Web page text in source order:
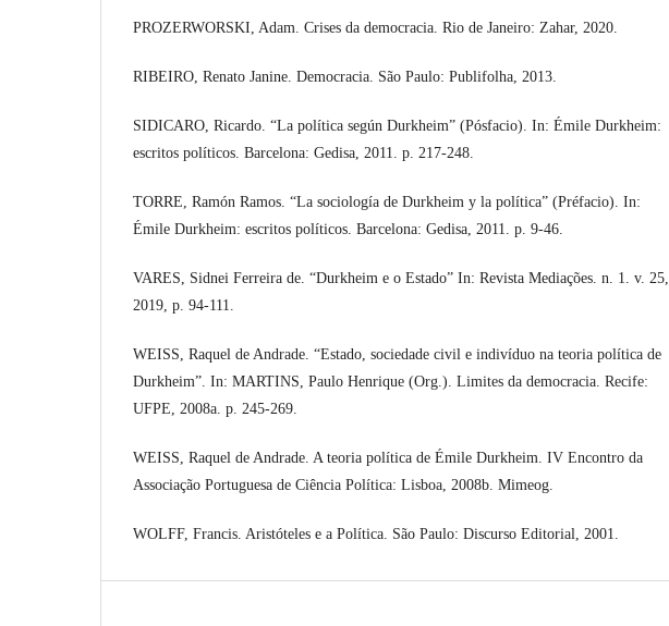
PROZERWORSKI, Adam. Crises da democracia. Rio de Janeiro: Zahar, 2020.
RIBEIRO, Renato Janine. Democracia. São Paulo: Publifolha, 2013.
SIDICARO, Ricardo. “La política según Durkheim” (Pósfacio). In: Émile Durkheim:
escritos políticos. Barcelona: Gedisa, 2011. p. 217-248.
TORRE, Ramón Ramos. “La sociología de Durkheim y la política” (Préfacio). In:
Émile Durkheim: escritos políticos. Barcelona: Gedisa, 2011. p. 9-46.
VARES, Sidnei Ferreira de. “Durkheim e o Estado” In: Revista Mediações. n. 1. v. 25,
2019, p. 94-111.
WEISS, Raquel de Andrade. “Estado, sociedade civil e indivíduo na teoria política de
Durkheim”. In: MARTINS, Paulo Henrique (Org.). Limites da democracia. Recife:
UFPE, 2008a. p. 245-269.
WEISS, Raquel de Andrade. A teoria política de Émile Durkheim. IV Encontro da
Associação Portuguesa de Ciência Política: Lisboa, 2008b. Mimeog.
WOLFF, Francis. Aristóteles e a Política. São Paulo: Discurso Editorial, 2001.